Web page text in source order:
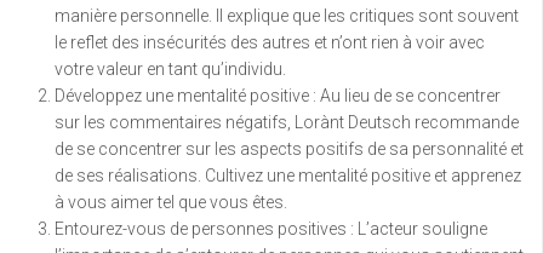
manière personnelle. Il explique que les critiques sont souvent
le reflet des insécurités des autres et n’ont rien à voir avec
votre valeur en tant qu’individu.
Développez une mentalité positive : Au lieu de se concentrer
sur les commentaires négatifs, Lorànt Deutsch recommande
de se concentrer sur les aspects positifs de sa personnalité et
de ses réalisations. Cultivez une mentalité positive et apprenez
à vous aimer tel que vous êtes.
Entourez-vous de personnes positives : L’acteur souligne